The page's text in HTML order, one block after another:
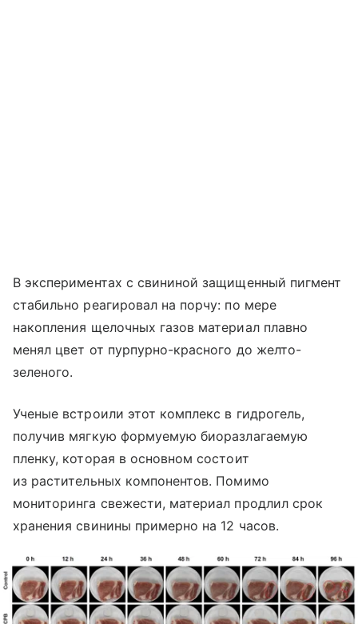
В экспериментах с свининой защищенный пигмент
стабильно реагировал на порчу: по мере
накопления щелочных газов материал плавно
менял цвет от пурпурно-красного до желто-
зеленого.
Ученые встроили этот комплекс в гидрогель,
получив мягкую формуемую биоразлагаемую
пленку, которая в основном состоит
из растительных компонентов. Помимо
мониторинга свежести, материал продлил срок
хранения свинины примерно на 12 часов.